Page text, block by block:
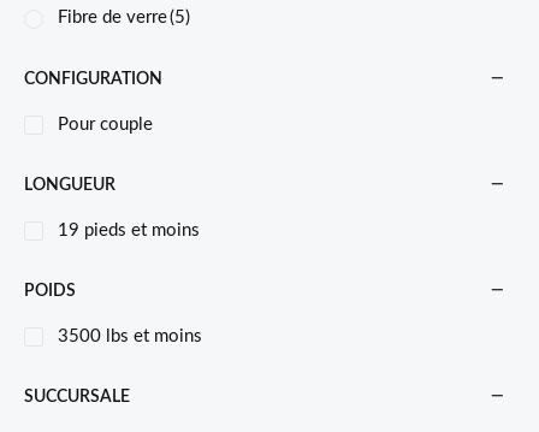
Fibre de verre(5)
CONFIGURATION
Pour couple
LONGUEUR
19 pieds et moins
POIDS
3500 lbs et moins
SUCCURSALE